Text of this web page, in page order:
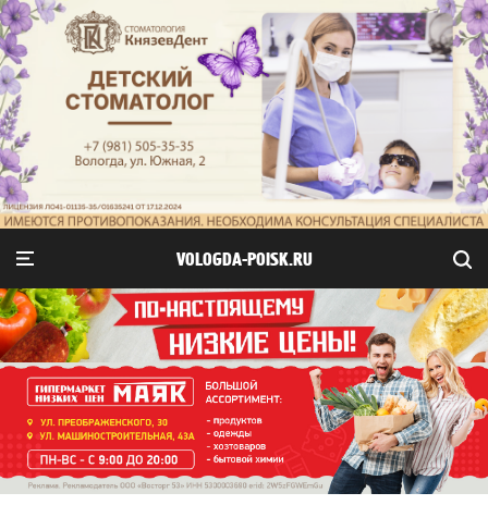
VOLOGDA-POISK.RU